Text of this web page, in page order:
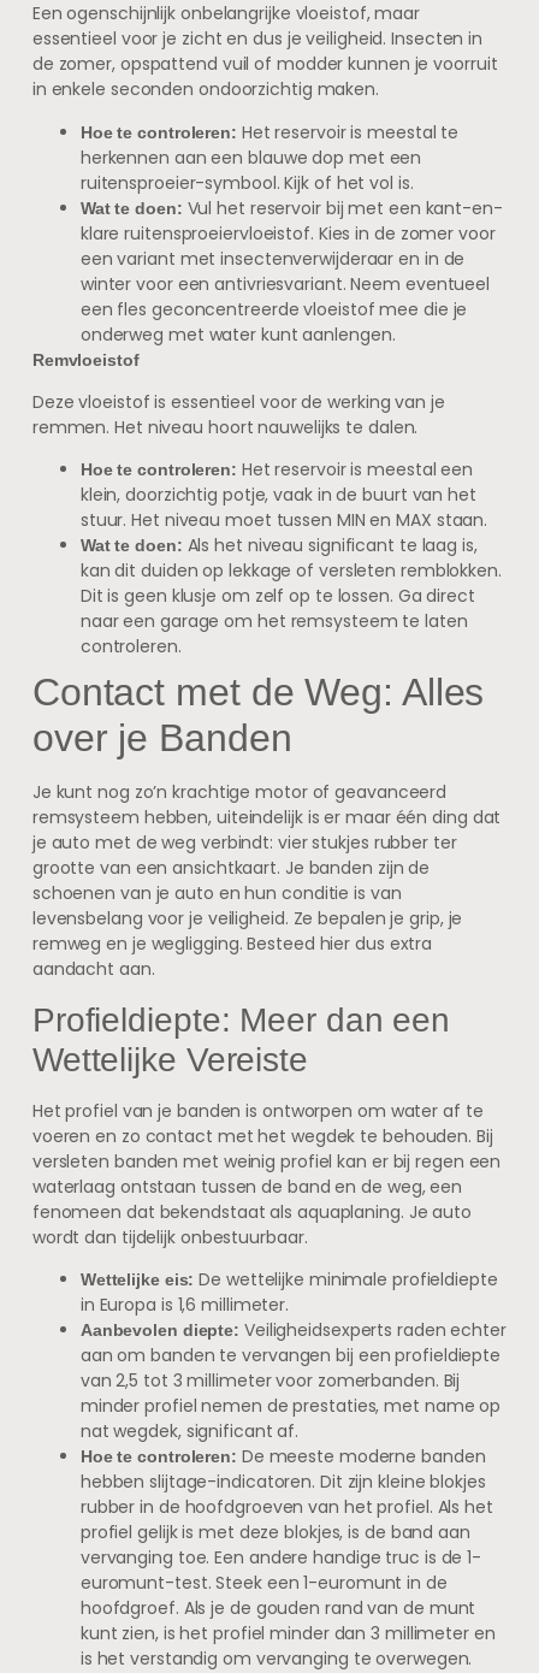
Een ogenschijnlijk onbelangrijke vloeistof, maar
essentieel voor je zicht en dus je veiligheid. Insecten in
de zomer, opspattend vuil of modder kunnen je voorruit
in enkele seconden ondoorzichtig maken.
Hoe te controleren: Het reservoir is meestal te
herkennen aan een blauwe dop met een
ruitensproeier-symbool. Kijk of het vol is.
Wat te doen: Vul het reservoir bij met een kant-en-
klare ruitensproeiervloeistof. Kies in de zomer voor
een variant met insectenverwijderaar en in de
winter voor een antivriesvariant. Neem eventueel
een fles geconcentreerde vloeistof mee die je
onderweg met water kunt aanlengen.
Remvloeistof
Deze vloeistof is essentieel voor de werking van je
remmen. Het niveau hoort nauwelijks te dalen.
Hoe te controleren: Het reservoir is meestal een
klein, doorzichtig potje, vaak in de buurt van het
stuur. Het niveau moet tussen MIN en MAX staan.
Wat te doen: Als het niveau significant te laag is,
kan dit duiden op lekkage of versleten remblokken.
Dit is geen klusje om zelf op te lossen. Ga direct
naar een garage om het remsysteem te laten
controleren.
Contact met de Weg: Alles
over je Banden
Je kunt nog zo’n krachtige motor of geavanceerd
remsysteem hebben, uiteindelijk is er maar één ding dat
je auto met de weg verbindt: vier stukjes rubber ter
grootte van een ansichtkaart. Je banden zijn de
schoenen van je auto en hun conditie is van
levensbelang voor je veiligheid. Ze bepalen je grip, je
remweg en je wegligging. Besteed hier dus extra
aandacht aan.
Profieldiepte: Meer dan een
Wettelijke Vereiste
Het profiel van je banden is ontworpen om water af te
voeren en zo contact met het wegdek te behouden. Bij
versleten banden met weinig profiel kan er bij regen een
waterlaag ontstaan tussen de band en de weg, een
fenomeen dat bekendstaat als aquaplaning. Je auto
wordt dan tijdelijk onbestuurbaar.
Wettelijke eis: De wettelijke minimale profieldiepte
in Europa is 1,6 millimeter.
Aanbevolen diepte: Veiligheidsexperts raden echter
aan om banden te vervangen bij een profieldiepte
van 2,5 tot 3 millimeter voor zomerbanden. Bij
minder profiel nemen de prestaties, met name op
nat wegdek, significant af.
Hoe te controleren: De meeste moderne banden
hebben slijtage-indicatoren. Dit zijn kleine blokjes
rubber in de hoofdgroeven van het profiel. Als het
profiel gelijk is met deze blokjes, is de band aan
vervanging toe. Een andere handige truc is de 1-
euromunt-test. Steek een 1-euromunt in de
hoofdgroef. Als je de gouden rand van de munt
kunt zien, is het profiel minder dan 3 millimeter en
is het verstandig om vervanging te overwegen.